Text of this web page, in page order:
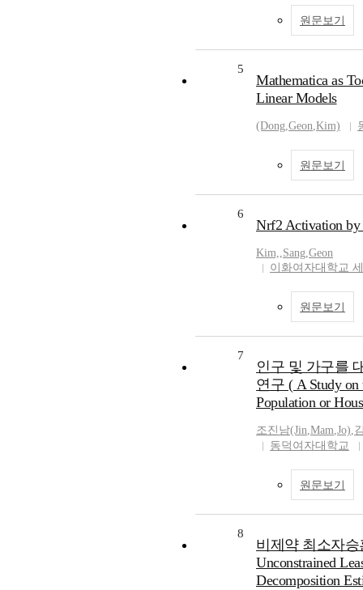
원문보기
5
Mathematica as
Linear Models
(Dong,Geon,Kim)
원문보기
6
Nrf2 Activation by
Kim,,Sang,Geon
이화여자대학교
원문보기
7
인구 및 가구를
연구 ( A Study on
Population or
조진남(Jin,Mam,Jo),
동덕여자대학교
원문보기
8
비제약 최소자
Unconstrained
Decomposition